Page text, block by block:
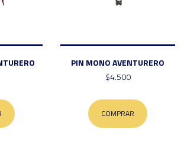
PIN MONO AVENTURERO
$4.500
COMPRAR